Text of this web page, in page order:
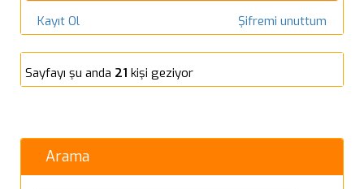
Kayıt Ol Şifremi unuttum
Sayfayı şu anda 21 kişi geziyor
Arama